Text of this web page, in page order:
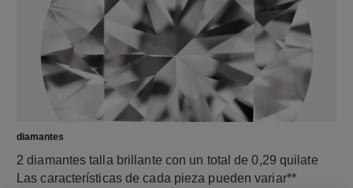
diamantes
2 diamantes talla brillante con un total de 0,29 quilate
Las características de cada pieza pueden variar**